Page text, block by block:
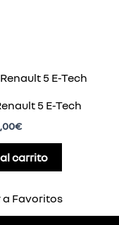
5 E-Tech
€
carrito
a Favoritos